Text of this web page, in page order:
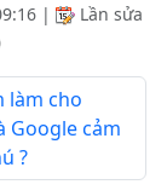
|
Lần sửa
làm cho
Google cảm
?